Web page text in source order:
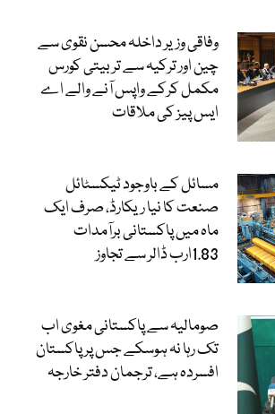
وفاقی وزیر داخلہ محسن نقوی سے
چین اور ترکیہ سے تربیتی کورس
مکمل کرکے واپس آنے والے اے
ایس پیز کی ملاقات
مسائل کے باوجود ٹیکسٹائل
صنعت کا نیا ریکارڈ، صرف ایک
ماہ میں پاکستانی برآمدات
1.83ارب ڈالر سے تجاوز
صومالیہ سے پاکستانی مغوی اب
تک رہا نہ ہوسکے جس پر پاکستان
افسردہ ہے، ترجمان دفتر خارجہ